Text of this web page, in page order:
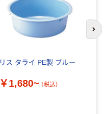
リス タライ PE製 ブルー
￥1,680~ （税込）
次